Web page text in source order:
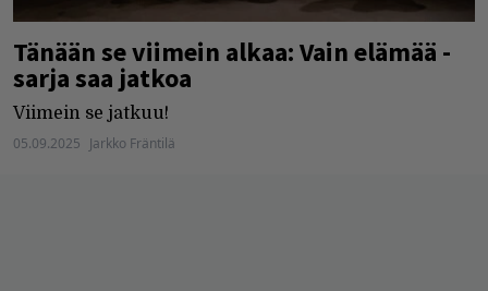
Tänään se viimein alkaa: Vain elämää -
sarja saa jatkoa
Viimein se jatkuu!
05.09.2025 Jarkko Fräntilä